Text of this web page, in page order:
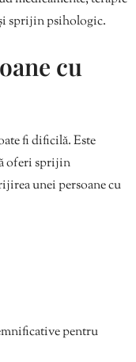
sprijin psihologic.
cu
fi dificilă. Este
oferi sprijin
unei persoane cu
pentru